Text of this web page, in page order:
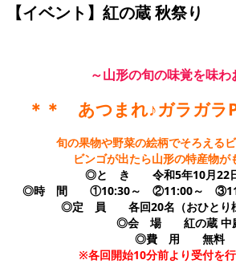
【イベント】紅の蔵 秋祭り
～山形の旬の味覚を味わ
＊＊ あつまれ♪ガラガラ
旬の果物や野菜の絵柄でそろえるビ
ビンゴが出たら山形の特産物が
◎と き 令和5年10月22日
◎時 間 ①10:30～ ②11:00～
◎定 員 各回20名（おひとり様
◎会 場 紅の蔵 中
◎費 用 無料
※各回開始10分前より受付を行